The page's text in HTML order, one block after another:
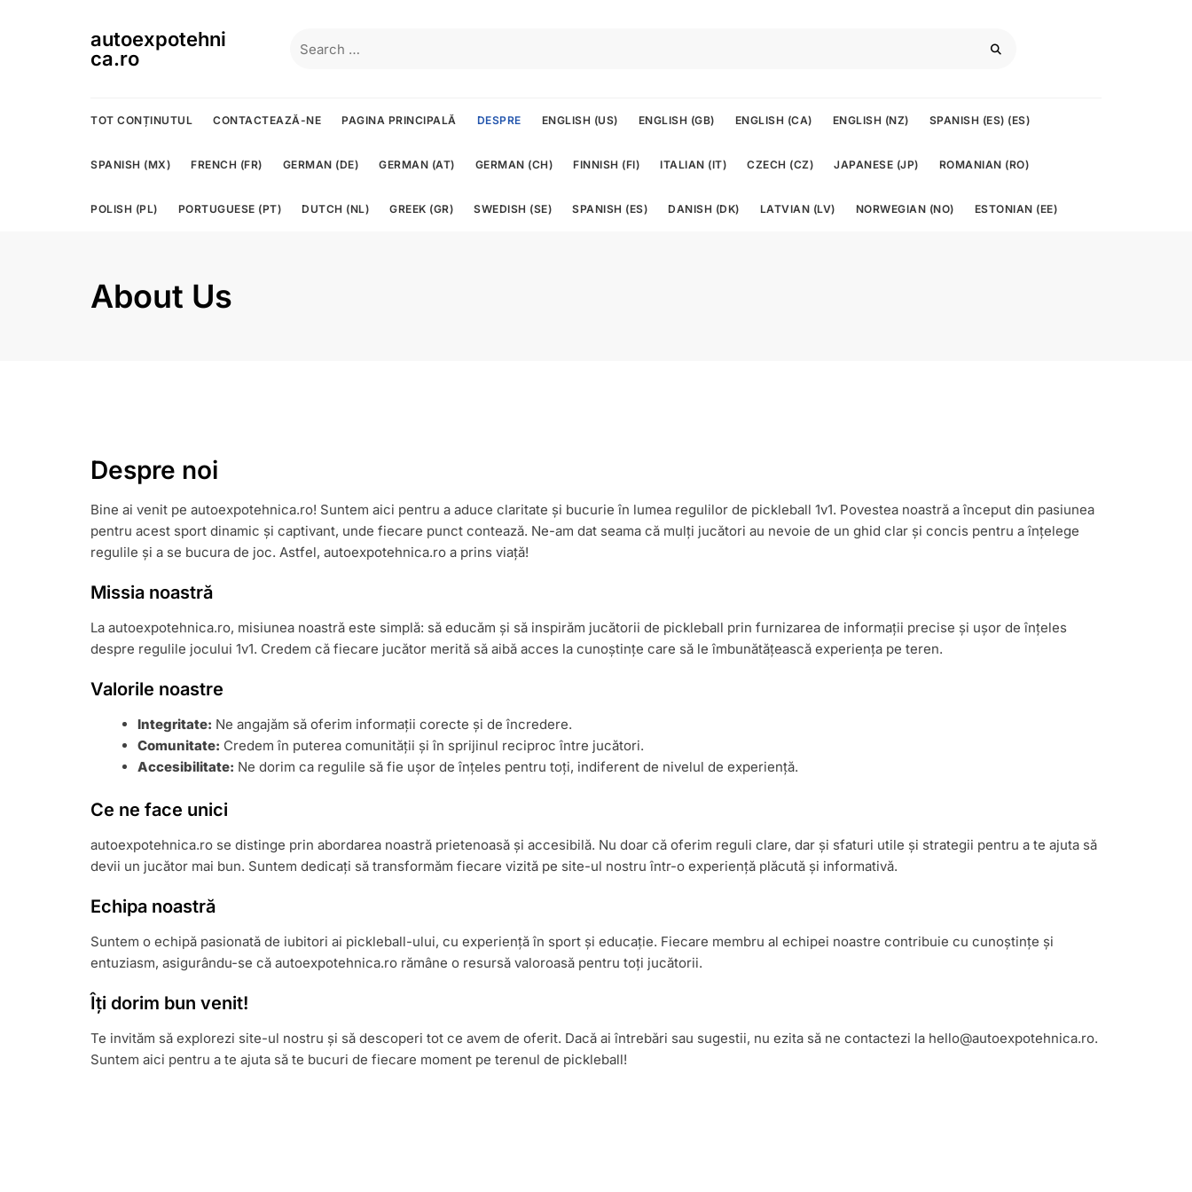
autoexpotehni
ca.ro
for:
TOT CONȚINUTUL CONTACTEAZĂ-NE PAGINA PRINCIPALĂ DESPRE ENGLISH (US) ENGLISH (GB) ENGLISH (CA) ENGLISH (NZ) SPANISH (ES) (ES)
SPANISH (MX) FRENCH (FR) GERMAN (DE) GERMAN (AT) GERMAN (CH) FINNISH (FI) ITALIAN (IT) CZECH (CZ) JAPANESE (JP) ROMANIAN (RO)
POLISH (PL) PORTUGUESE (PT) DUTCH (NL) GREEK (GR) SWEDISH (SE) SPANISH (ES) DANISH (DK) LATVIAN (LV) NORWEGIAN (NO) ESTONIAN (EE)
About Us
Despre noi
Bine ai venit pe autoexpotehnica.ro! Suntem aici pentru a aduce claritate și bucurie în lumea regulilor de pickleball 1v1. Povestea noastră a început din pasiunea
pentru acest sport dinamic și captivant, unde fiecare punct contează. Ne-am dat seama că mulți jucători au nevoie de un ghid clar și concis pentru a înțelege
regulile și a se bucura de joc. Astfel, autoexpotehnica.ro a prins viață!
Missia noastră
La autoexpotehnica.ro, misiunea noastră este simplă: să educăm și să inspirăm jucătorii de pickleball prin furnizarea de informații precise și ușor de înțeles
despre regulile jocului 1v1. Credem că fiecare jucător merită să aibă acces la cunoștințe care să le îmbunătățească experiența pe teren.
Valorile noastre
Integritate: Ne angajăm să oferim informații corecte și de încredere.
Comunitate: Credem în puterea comunității și în sprijinul reciproc între jucători.
Accesibilitate: Ne dorim ca regulile să fie ușor de înțeles pentru toți, indiferent de nivelul de experiență.
Ce ne face unici
autoexpotehnica.ro se distinge prin abordarea noastră prietenoasă și accesibilă. Nu doar că oferim reguli clare, dar și sfaturi utile și strategii pentru a te ajuta să
devii un jucător mai bun. Suntem dedicați să transformăm fiecare vizită pe site-ul nostru într-o experiență plăcută și informativă.
Echipa noastră
Suntem o echipă pasionată de iubitori ai pickleball-ului, cu experiență în sport și educație. Fiecare membru al echipei noastre contribuie cu cunoștințe și
entuziasm, asigurându-se că autoexpotehnica.ro rămâne o resursă valoroasă pentru toți jucătorii.
Îți dorim bun venit!
Te invităm să explorezi site-ul nostru și să descoperi tot ce avem de oferit. Dacă ai întrebări sau sugestii, nu ezita să ne contactezi la hello@autoexpotehnica.ro.
Suntem aici pentru a te ajuta să te bucuri de fiecare moment pe terenul de pickleball!